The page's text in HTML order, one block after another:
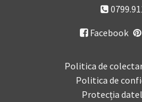
 Facebook
Politica de
Politica de
Protecția